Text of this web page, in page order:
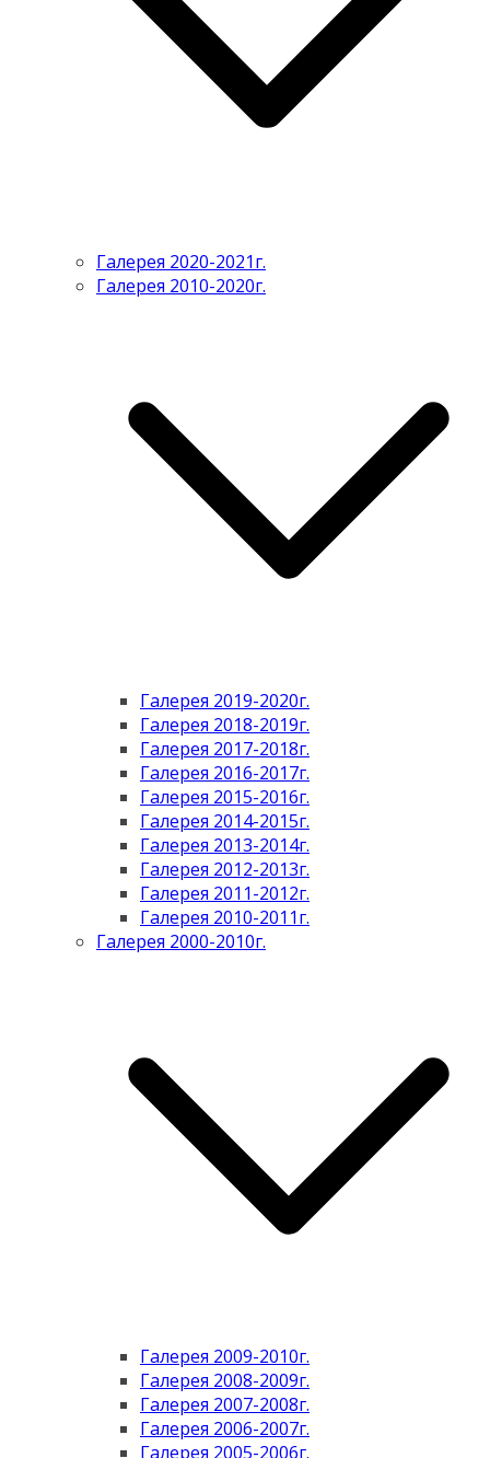
Галерея 2020-2021г.
Галерея 2010-2020г.
Галерея 2019-2020г.
Галерея 2018-2019г.
Галерея 2017-2018г.
Галерея 2016-2017г.
Галерея 2015-2016г.
Галерея 2014-2015г.
Галерея 2013-2014г.
Галерея 2012-2013г.
Галерея 2011-2012г.
Галерея 2010-2011г.
Галерея 2000-2010г.
Галерея 2009-2010г.
Галерея 2008-2009г.
Галерея 2007-2008г.
Галерея 2006-2007г.
Галерея 2005-2006г.